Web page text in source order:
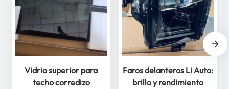
Vidrio superior para
techo corredizo
Faros delanteros Li Auto:
brillo y rendimiento